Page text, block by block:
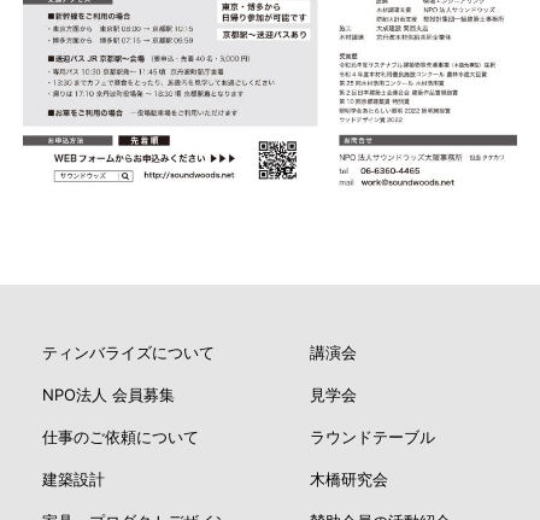
ティンバライズについて
NPO法人 会員募集
仕事のご依頼について
建築設計
講演会
見学会
ラウンドテーブル
木橋研究会